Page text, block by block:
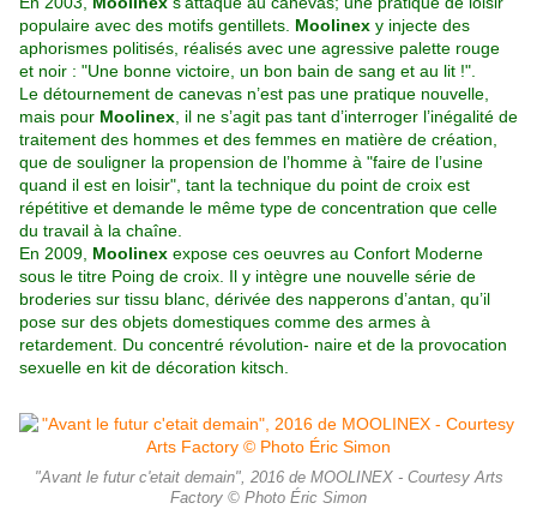
populaire avec des motifs gentillets. Moolinex y injecte des
aphorismes politisés, réalisés avec une agressive palette rouge
et noir : "Une bonne victoire, un bon bain de sang et au lit !".
Le détournement de canevas n’est pas une pratique nouvelle,
mais pour Moolinex , il ne s’agit pas tant d’interroger l’inégalité de
traitement des hommes et des femmes en matière de création,
que de souligner la propension de l’homme à "faire de l’usine
quand il est en loisir", tant la technique du point de croix est
répétitive et demande le même type de concentration que celle
du travail à la chaîne.
En 2009, Moolinex expose ces oeuvres au Confort Moderne
sous le titre Poing de croix. Il y intègre une nouvelle série de
broderies sur tissu blanc, dérivée des napperons d’antan, qu’il
pose sur des objets domestiques comme des armes à
retardement. Du concentré révolution- naire et de la provocation
sexuelle en kit de décoration kitsch.
"Avant le futur c'etait demain", 2016 de MOOLINEX - Courtesy Arts
Factory © Photo Éric Simon